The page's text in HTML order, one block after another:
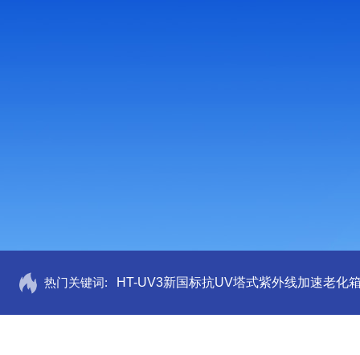
热门关键词: HT-UV3新国标抗UV塔式紫外线加速老化